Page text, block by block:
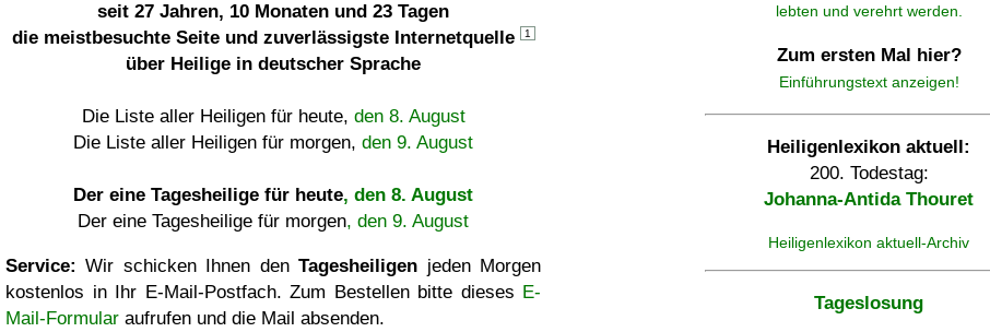
seit 27 Jahren, 10 Monaten und 23 Tagen
die meistbesuchte Seite und zuverlässigste Internetquelle
1
über Heilige in deutscher Sprache
Die Liste aller Heiligen für heute, den 8. August
Die Liste aller Heiligen für morgen, den 9. August
Der eine Tagesheilige für heute, den 8. August
Der eine Tagesheilige für morgen, den 9. August
Service: Wir schicken Ihnen denTagesheiligen jeden Morgen
kostenlos in Ihr E-Mail-Postfach. Zum Bestellen bitte dieses E-
Mail-Formular aufrufen und die Mail absenden.
lebten und verehrt werden.
Zum ersten Mal hier?
Einführungstext anzeigen!
Heiligenlexikon aktuell:
200. Todestag:
Johanna-Antida Thouret
Heiligenlexikon aktuell-Archiv
Tageslosung